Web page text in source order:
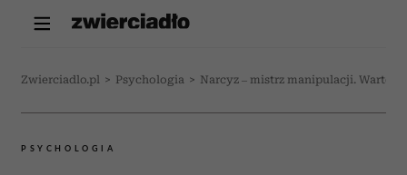
Zwierciadlo.pl > Psychologia > Narcyz – mistrz manipulacji. Warto
PSYCHOLOGIA